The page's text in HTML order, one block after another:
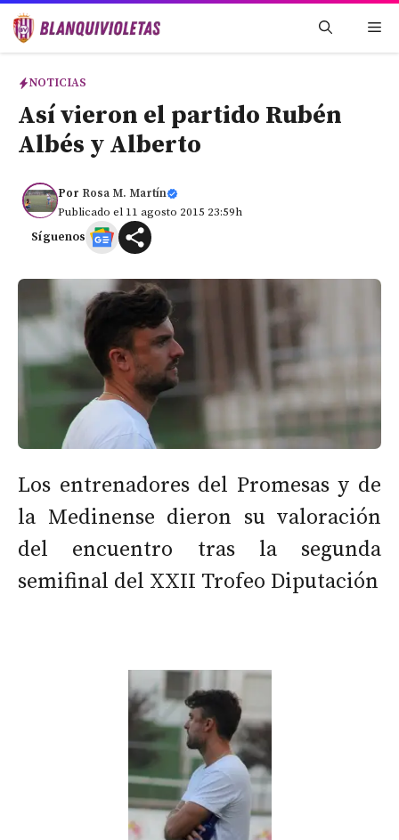
Saltar
NOTICIAS
Así vieron el partido Rubén
Albés y Alberto
Por Rosa M. Martín
Publicado el 11 agosto 2015 23:59h
Síguenos
Los entrenadores del Promesas y de
la Medinense dieron su valoración
del encuentro tras la segunda
semifinal del XXII Trofeo Diputación